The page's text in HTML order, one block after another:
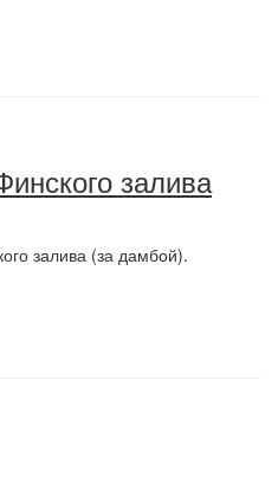
залива
залива (за дамбой).